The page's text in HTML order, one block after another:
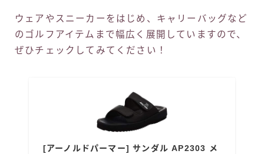
ウェアやスニーカーをはじめ、キャリーバッグなど
のゴルフアイテムまで幅広く展開していますので、
ぜひチェックしてみてください！
[アーノルドパーマー] サンダル AP2303 メ